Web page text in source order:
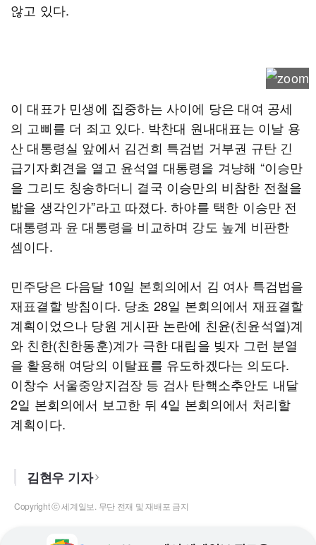
않고 있다.
이 대표가 민생에 집중하는 사이에 당은 대여 공세
의 고삐를 더 죄고 있다. 박찬대 원내대표는 이날 용
산 대통령실 앞에서 김건희 특검법 거부권 규탄 긴
급기자회견을 열고 윤석열 대통령을 겨냥해 “이승만
을 그리도 칭송하더니 결국 이승만의 비참한 전철을
밟을 생각인가”라고 따졌다. 하야를 택한 이승만 전
대통령과 윤 대통령을 비교하며 강도 높게 비판한
셈이다.
민주당은 다음달 10일 본회의에서 김 여사 특검법을
재표결할 방침이다. 당초 28일 본회의에서 재표결할
계획이었으나 당원 게시판 논란에 친윤(친윤석열)계
와 친한(친한동훈)계가 극한 대립을 빚자 그런 분열
을 활용해 여당의 이탈표를 유도하겠다는 의도다.
이창수 서울중앙지검장 등 검사 탄핵소추안도 내달
2일 본회의에서 보고한 뒤 4일 본회의에서 처리할
계획이다.
김현우 기자
Copyright ⓒ 세계일보. 무단 전재 및 재배포 금지